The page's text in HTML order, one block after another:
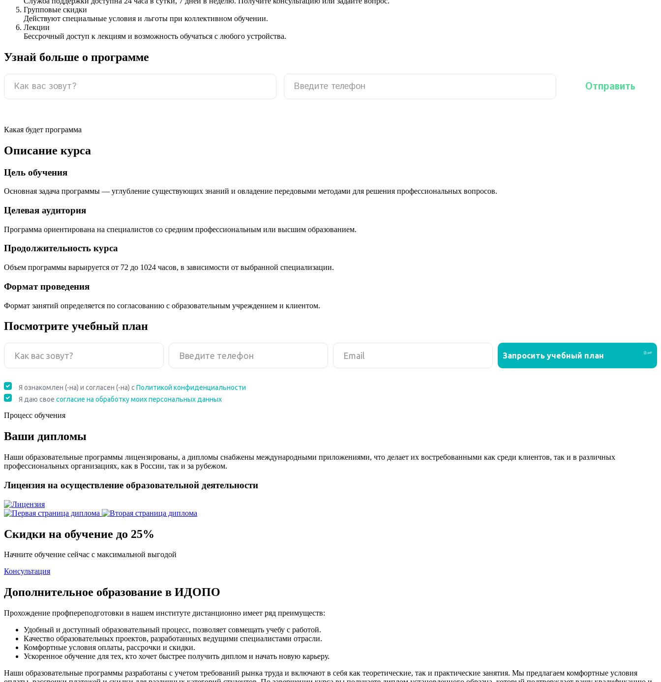
Групповые скидки
Действуют специальные условия и льготы при коллективном обучении.
Лекции
Бессрочный доступ к лекциям и возможность обучаться с любого устройства.
Узнай больше о программе
Какая будет программа
Описание курса
Цель обучения
Основная задача программы — углубление существующих знаний и овладение передовыми методами для решения профессиональных вопросов.
Целевая аудитория
Программа ориентирована на специалистов со средним профессиональным или высшим образованием.
Продолжительность курса
Объем программы варьируется от 72 до 1024 часов, в зависимости от выбранной специализации.
Формат проведения
Формат занятий определяется по согласованию с образовательным учреждением и клиентом.
Посмотрите учебный план
Процесс обучения
Ваши дипломы
Наши образовательные программы лицензированы, а дипломы снабжены международными приложениями, что делает их востребованными как среди клиентов, так и в различных
профессиональных организациях, как в России, так и за рубежом.
Лицензия на осуществление образовательной деятельности
Скидки на обучение до 25%
Начните обучение сейчас с максимальной выгодой
Консультация
Дополнительное образование в ИДОПО
Прохождение профпереподготовки в нашем институте дистанционно имеет ряд преимуществ:
Удобный и доступный образовательный процесс, позволяет совмещать учебу с работой.
Качество образовательных проектов, разработанных ведущими специалистами отрасли.
Комфортные условия оплаты, рассрочки и скидки.
Ускоренное обучение для тех, кто хочет быстрее получить диплом и начать новую карьеру.
Наши образовательные программы разработаны с учетом требований рынка труда и включают в себя как теоретические, так и практические занятия. Мы предлагаем комфортные условия